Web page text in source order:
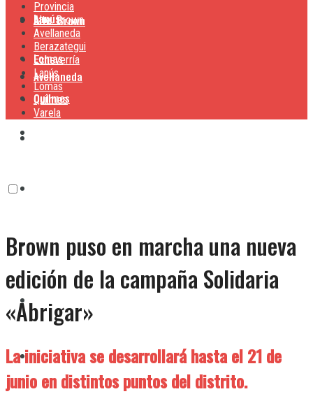
Lanús
Lomas
Quilmes
Alte. Brown
Avellaneda
Lanús
Quilmes
Provincia
Alte. Brown
Avellaneda
Berazategui
Echeverría
Lanús
Lomas
Quilmes
Varela
Brown puso en marcha una nueva
edición de la campaña Solidaria
«Abrigar»
La iniciativa se desarrollará hasta el 21 de
junio en distintos puntos del distrito.